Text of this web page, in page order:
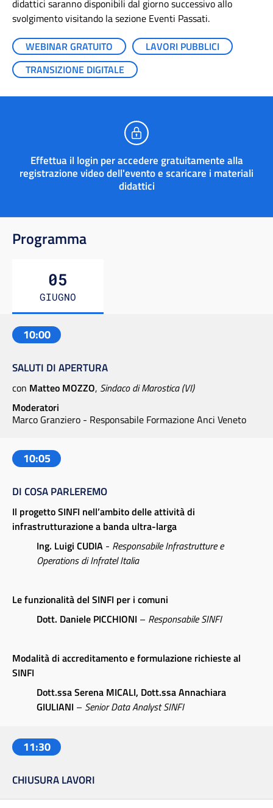
didattici saranno disponibili dal giorno successivo allo
svolgimento visitando la sezione Eventi Passati.
WEBINAR GRATUITO
LAVORI PUBBLICI
TRANSIZIONE DIGITALE
Effettua il login per accedere gratuitamente alla
registrazione video dell'evento e scaricare i materiali
didattici
Programma
05
GIUGNO
10:00
SALUTI DI APERTURA
con Matteo MOZZO, Sindaco di Marostica (VI)
Moderatori
Marco Granziero - Responsabile Formazione Anci Veneto
10:05
DI COSA PARLEREMO
Il progetto SINFI nell’ambito delle attività di
infrastrutturazione a banda ultra-larga
Ing. Luigi CUDIA - Responsabile Infrastrutture e
Operations di Infratel Italia
Le funzionalità del SINFI per i comuni
Dott. Daniele PICCHIONI – Responsabile SINFI
Modalità di accreditamento e formulazione richieste al
SINFI
Dott.ssa Serena MICALI, Dott.ssa Annachiara
GIULIANI – Senior Data Analyst SINFI
11:30
CHIUSURA LAVORI